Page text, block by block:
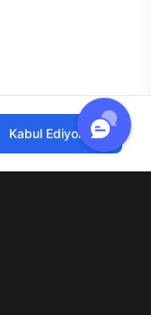
Kabul Ediyorum